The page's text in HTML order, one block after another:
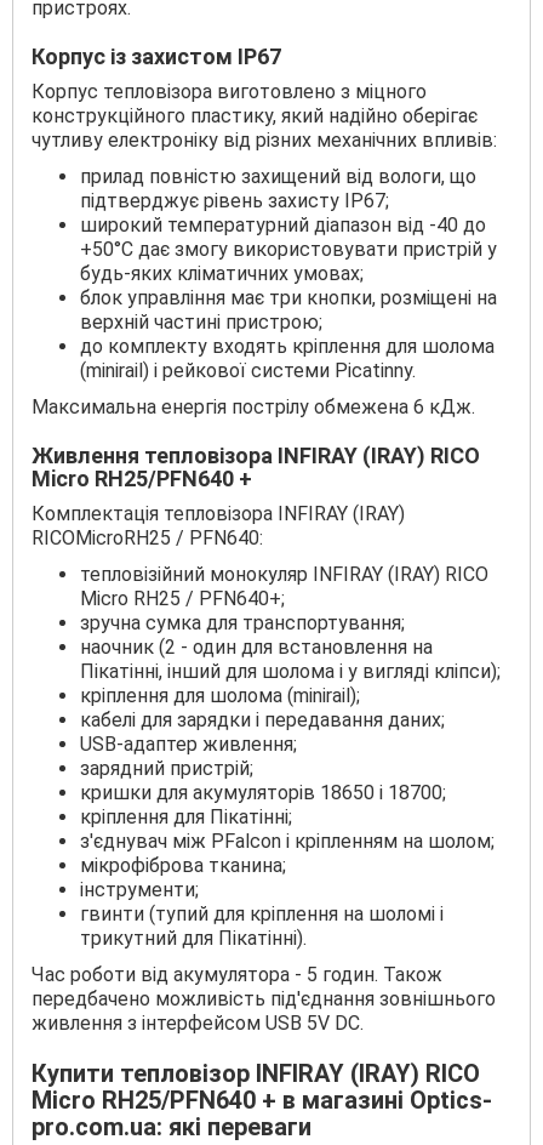
пристроях.
Корпус із захистом IP67
Корпус тепловізора виготовлено з міцного
конструкційного пластику, який надійно оберігає
чутливу електроніку від різних механічних впливів:
прилад повністю захищений від вологи, що
підтверджує рівень захисту IP67;
широкий температурний діапазон від -40 до
+50°С дає змогу використовувати пристрій у
будь-яких кліматичних умовах;
блок управління має три кнопки, розміщені на
верхній частині пристрою;
до комплекту входять кріплення для шолома
(minirail) і рейкової системи Picatinny.
Максимальна енергія пострілу обмежена 6 кДж.
Живлення тепловізора INFIRAY (IRAY) RICO
Micro RH25/PFN640 +
Комплектація тепловізора INFIRAY (IRAY)
RICOMicroRH25 / PFN640:
тепловізійний монокуляр INFIRAY (IRAY) RICO
Micro RH25 / PFN640+;
зручна сумка для транспортування;
наочник (2 - один для встановлення на
Пікатінні, інший для шолома і у вигляді кліпси);
кріплення для шолома (minirail);
кабелі для зарядки і передавання даних;
USB-адаптер живлення;
зарядний пристрій;
кришки для акумуляторів 18650 і 18700;
кріплення для Пікатінні;
з'єднувач між PFalcon і кріпленням на шолом;
мікрофіброва тканина;
інструменти;
гвинти (тупий для кріплення на шоломі і
трикутний для Пікатінні).
Час роботи від акумулятора - 5 годин. Також
передбачено можливість під'єднання зовнішнього
живлення з інтерфейсом USB 5V DC.
Купити тепловізор INFIRAY (IRAY) RICO
Micro RH25/PFN640 + в магазині Optics-
pro.com.ua: які переваги